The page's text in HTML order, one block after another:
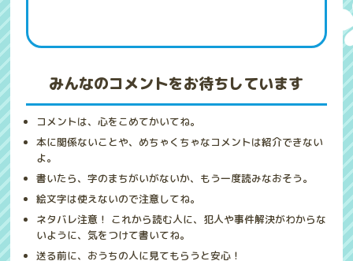
みんなのコメントをお待ちしています
コメントは、心をこめてかいてね。
本に関係ないことや、めちゃくちゃなコメントは紹介できない
よ。
書いたら、字のまちがいがないか、もう一度読みなおそう。
絵文字は使えないので注意してね。
ネタバレ注意！ これから読む人に、犯人や事件解決がわからな
いように、気をつけて書いてね。
送る前に、おうちの人に見てもらうと安心！